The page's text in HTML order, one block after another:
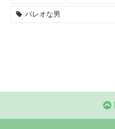
パレオな男